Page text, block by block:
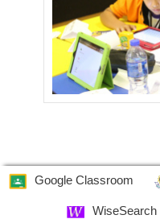
Google Classroom
WiseSearch